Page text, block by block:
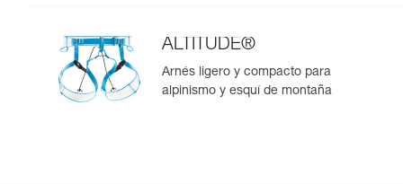
ALTITUDE®
Arnés ligero y compacto para
alpinismo y esquí de montaña